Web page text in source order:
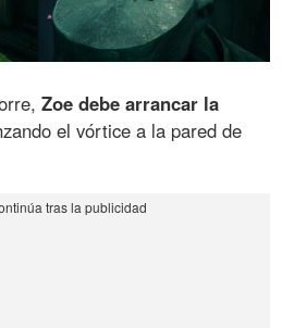
Zoe debe arrancar la
el vórtice a la pared de